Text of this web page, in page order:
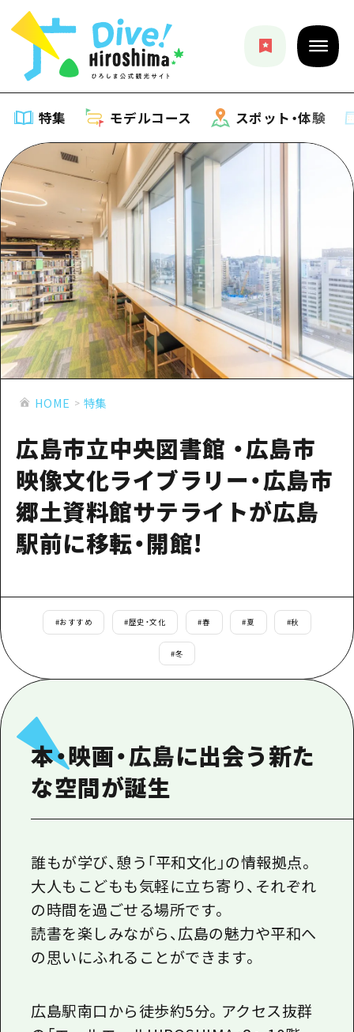
特集 モデルコース スポット・体験
特集
特集一覧
おすすめ
アート
イベント・祭り
グルメ・酒
サイクリング
ショッピング
スポーツ
ナイトライフ
世界遺産
学び・体験
歴史・文化
癒し
モデルコース
モデルコース一覧
Dive! Hiroshima 公式ガイド
広島もしもトラベル
あたらしい非日常
備後
備北
芸北
宮島周辺
弾丸
半日
2泊3日
スポット・体験
スポット・体験一覧
広島市周辺
安芸
備後
備北
芸北
宮島周辺
山口県東部
島根県
イベント
旬情報
お役立ち情報
お役立ち情報一覧
アクセス
二次交通まとめ
施設の混雑状況のお知らせ
広島おもてなしパス
HIROSHIMA FREE Wi-Fi
広島県を訪れる外国人旅行者向け情報一
ボランティアガイド
ユニバーサルツーリズム
広島県の魅力を動画でご紹介！
よくあるご質問
メディア掲載情報
フォトダウンロード
HOME
新着情報
お問い合わせ
事業者・学校関係者の皆さま
HOME 特集
広島市立中央図書館 ・広島市
映像文化ライブラリー・広島市
郷土資料館サテライトが広島
駅前に移転・開館!
#おすすめ #歴史・文化 #春 #夏 #秋
#冬
本・映画・広島に出会う新た
な空間が誕生
誰もが学び、憩う「平和文化」の情報拠点。
大人もこどもも気軽に立ち寄り、それぞれ
の時間を過ごせる場所です。
読書を楽しみながら、広島の魅力や平和へ
の思いにふれることができます。
広島駅南口から徒歩約5分。アクセス抜群